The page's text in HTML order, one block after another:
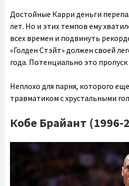
Достойные Карри деньги
лет. Но и этих темпов ему
всех времен и подвинуть
«Голден Стэйт» должен своей
года. Потенциально это
Неплохо для парня, которого
травматиком с хрустальными
Кобе Брайант (1996-